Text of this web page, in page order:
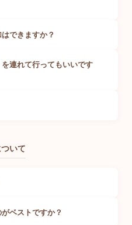
できますか？
連れて行ってもいいです
いて
ベストですか？